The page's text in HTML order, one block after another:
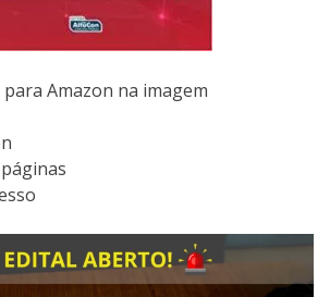
Amazon na imagem